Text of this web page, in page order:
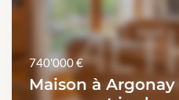
740'000 €
Maison à Argonay